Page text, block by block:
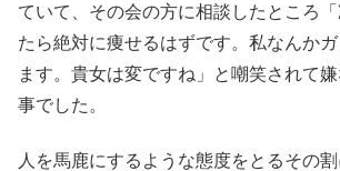
ていて、その会の方に相談したところ
たら絶対に痩せるはずです。私なんか
ます。貴女は変ですね」と嘲笑されて
事でした。
人を馬鹿にするような態度をとるその